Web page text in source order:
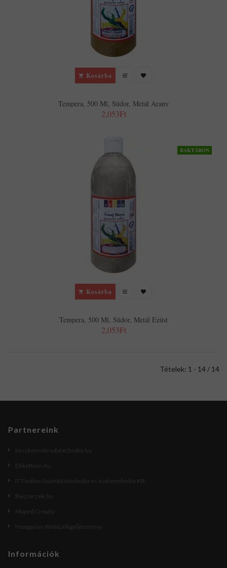
Kosárba
Tempera, 500 Ml, Südor, Metál Arany
2,053Ft
RAKTÁRON
Kosárba
Tempera, 500 Ml, Südor, Metál Ezüst
2,053Ft
Tételek: 1 - 14 / 14
Partnereink
kecskemetirodatechnika.hu
Etikettem.hu
IT Pavilon Számítástechnika és Irodatechnika Kft.
Beszerzek.hu
Maped Creativ
Hungarian Web Linkgyűjtemény
Információk